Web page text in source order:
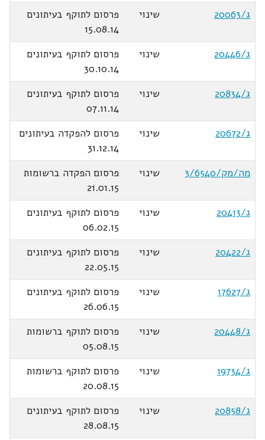
ג/20063
שינוי
פרסום לתוקף בעיתונים
15.08.14
ג/20446
שינוי
פרסום לתוקף בעיתונים
30.10.14
ג/20834
שינוי
פרסום לתוקף בעיתונים
07.11.14
ג/20672
שינוי
פרסום להפקדה בעיתונים
31.12.14
מה/מק/3/6540
שינוי
פרסום הפקדה ברשומות
21.01.15
ג/20413
שינוי
פרסום לתוקף בעיתונים
06.02.15
ג/20422
שינוי
פרסום לתוקף בעיתונים
22.05.15
ג/17627
שינוי
פרסום לתוקף בעיתונים
26.06.15
ג/20448
שינוי
פרסום לתוקף ברשומות
05.08.15
ג/19734
שינוי
פרסום לתוקף ברשומות
20.08.15
ג/20858
שינוי
פרסום לתוקף בעיתונים
28.08.15